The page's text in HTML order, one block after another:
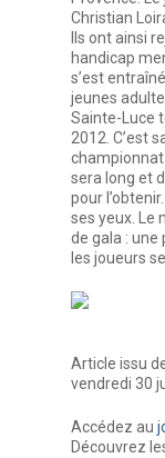
Christian
Ils ont ainsi
handicap
s’est
jeunes
Sainte-Luce
2012. C’est
championnat
sera long et
pour
ses yeux. Le
de gala : une
les joueurs
Article issu
vendredi 30
Accédez au
Découvrez